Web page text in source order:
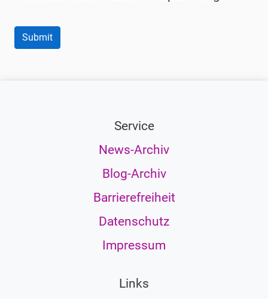
Service
News-Archiv
Blog-Archiv
Barrierefreiheit
Datenschutz
Impressum
Links